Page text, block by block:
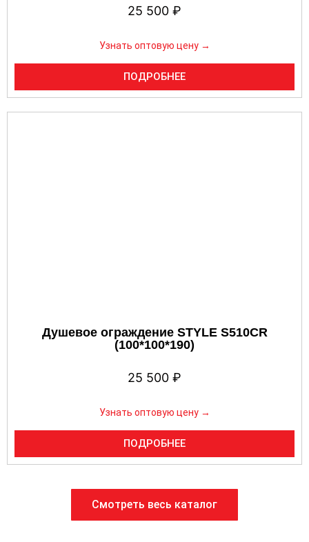
25 500 ₽
Узнать оптовую цену →
ПОДРОБНЕЕ
Душевое ограждение STYLE S510CR
(100*100*190)
25 500 ₽
Узнать оптовую цену →
ПОДРОБНЕЕ
Смотреть весь каталог